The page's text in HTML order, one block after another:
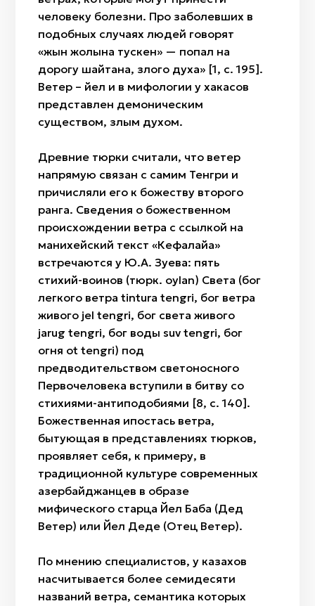
человеку болезни. Про заболевших в
подобных случаях людей говорят
«жын жолына тускен» — попал на
дорогу шайтана, злого духа» [1, с. 195].
Ветер – йел и в мифологии у хакасов
представлен демоническим
существом, злым духом.
Древние тюрки считали, что ветер
напрямую связан с самим Тенгри и
причисляли его к божеству второго
ранга. Сведения о божественном
происхождении ветра с ссылкой на
манихейский текст «Кефалайа»
встречаются у Ю.А. Зуева: пять
стихий-воинов (тюрк. oylan) Света (бог
легкого ветра tintura tengri, бог ветра
живого jel tengri, бог света живого
jarug tengri, бог воды suv tengri, бог
огня ot tengri) под
предводительством светоносного
Первочеловека вступили в битву со
стихиями-антиподобиями [8, с. 140].
Божественная ипостась ветра,
бытующая в представлениях тюрков,
проявляет себя, к примеру, в
традиционной культуре современных
азербайджанцев в образе
мифического старца Йел Баба (Дед
Ветер) или Йел Деде (Отец Ветер).
По мнению специалистов, у казахов
насчитывается более семидесяти
названий ветра, семантика которых